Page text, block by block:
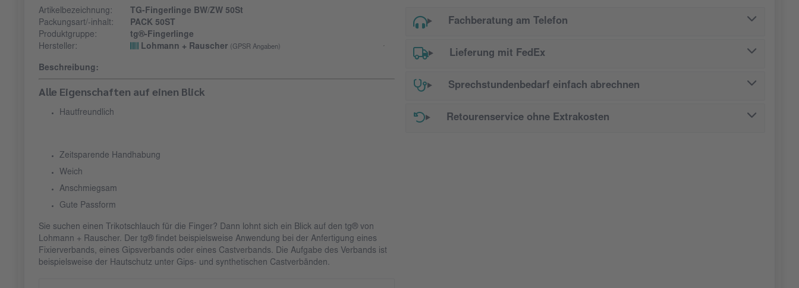
Artikelbezeichnung:
TG-Fingerlinge BW/ZW 50St
Packungsart/-inhalt:
PACK 50ST
Produktgruppe:
tg®-Fingerlinge
Hersteller:
Lohmann + Rauscher (GPSR Angaben)
Beschreibung:
Alle Eigenschaften auf einen Blick
Hautfreundlich
Zeitsparende Handhabung
Weich
Anschmiegsam
Gute Passform
Sie suchen einen Trikotschlauch für die Finger? Dann lohnt sich ein Blick auf den tg® von
Lohmann + Rauscher. Der tg® findet beispielsweise Anwendung bei der Anfertigung eines
Fixierverbands, eines Gipsverbands oder eines Castverbands. Die Aufgabe des Verbands ist
beispielsweise der Hautschutz unter Gips- und synthetischen Castverbänden.
Fachberatung am Telefon
Lieferung mit FedEx
Sprechstundenbedarf einfach abrechnen
Retourenservice ohne Extrakosten